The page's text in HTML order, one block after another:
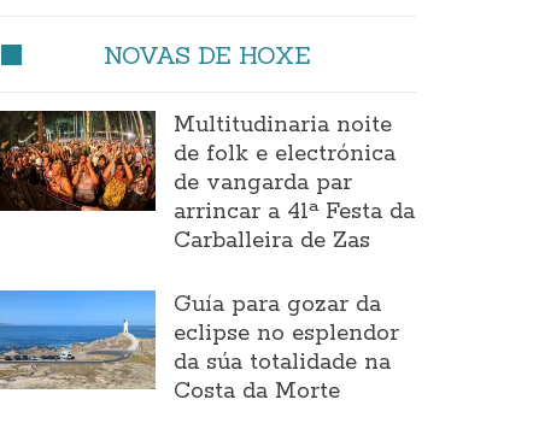
NOVAS DE HOXE
Multitudinaria noite
de folk e electrónica
de vangarda par
arrincar a 41ª Festa da
Carballeira de Zas
Guía para gozar da
eclipse no esplendor
da súa totalidade na
Costa da Morte